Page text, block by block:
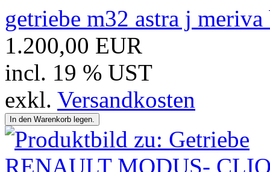
getriebe m32 astra j
1.200,00 EUR
incl. 19 % UST
exkl. Versandkosten